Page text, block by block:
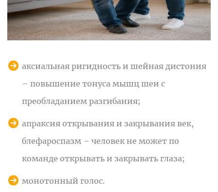
аксиальная ригидность и шейная дистония
– повышение тонуса мышц шеи с
преобладанием разгибания;
апраксия открывания и закрывания век,
блефароспазм – человек не может по
команде открывать и закрывать глаза;
монотонный голос.